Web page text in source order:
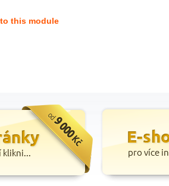
this module